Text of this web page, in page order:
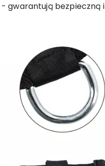
gwarantują bezpieczną i